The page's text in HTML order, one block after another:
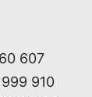
607
910